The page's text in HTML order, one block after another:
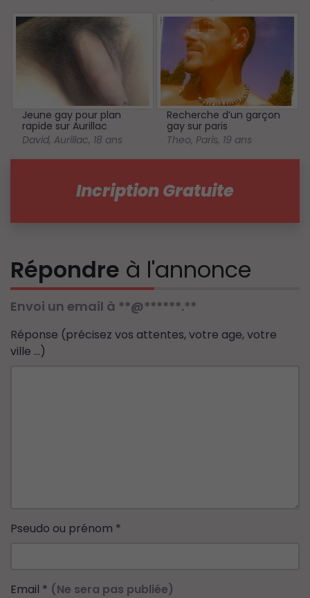
Jeune gay pour plan
rapide sur Aurillac
David,Aurillac, 18 ans
Recherche d’un garçon
gay sur paris
Theo,Paris, 19 ans
Incription Gratuite
Répondre à l'annonce
Envoi un email à **@******.**
Réponse (précisez vos attentes, votre age, votre
ville ...)
Pseudo ou prénom *
Email * (Ne sera pas publiée)